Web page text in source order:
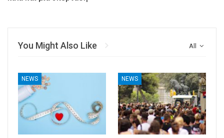
All
You Might Also Like
NEWS NEWS